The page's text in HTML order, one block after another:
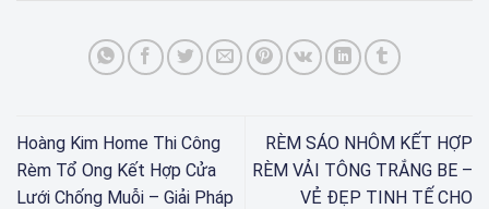
Hoàng Kim Home Thi Công
Rèm Tổ Ong Kết Hợp Cửa
Lưới Chống Muỗi – Giải Pháp
RÈM SÁO NHÔM KẾT HỢP
RÈM VẢI TÔNG TRẮNG BE –
VẺ ĐẸP TINH TẾ CHO